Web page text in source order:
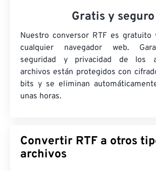
Gratis y seguro
Nuestro conversor RTF es gratuito
cualquier navegador web.
seguridad y privacidad de los
archivos están protegidos con
bits y se eliminan
unas horas.
Convertir RTF a otros tipos de
archivos